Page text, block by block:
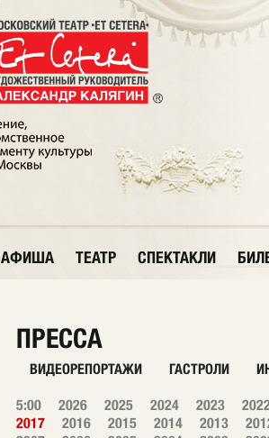
АФИША ТЕАТР СПЕКТАКЛИ
ПРЕССА
ВИДЕОРЕПОРТАЖИ ГАСТРОЛИ
5:00 2026 2025 2024 2023
2017
2016 2015 2014 2013